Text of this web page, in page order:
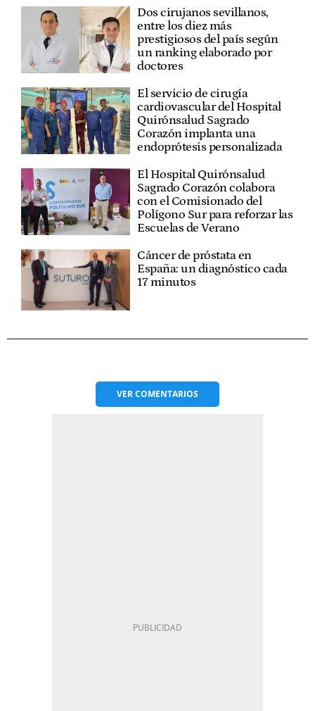
Dos cirujanos sevillanos,
entre los diez más
prestigiosos del país según
un ranking elaborado por
doctores
El servicio de cirugía
cardiovascular del Hospital
Quirónsalud Sagrado
Corazón implanta una
endoprótesis personalizada
El Hospital Quirónsalud
Sagrado Corazón colabora
con el Comisionado del
Polígono Sur para reforzar las
Escuelas de Verano
Cáncer de próstata en
España: un diagnóstico cada
17 minutos
VERCOMENTARIOS